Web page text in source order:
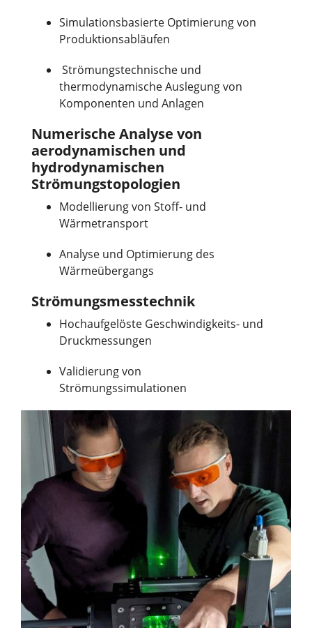
Simulationsbasierte Optimierung von
Produktionsabläufen
Strömungstechnische und
thermodynamische Auslegung von
Komponenten und Anlagen
Numerische Analyse von
aerodynamischen und
hydrodynamischen
Strömungstopologien
Modellierung von Stoff- und
Wärmetransport
Analyse und Optimierung des
Wärmeübergangs
Strömungsmesstechnik
Hochaufgelöste Geschwindigkeits- und
Druckmessungen
Validierung von
Strömungssimulationen